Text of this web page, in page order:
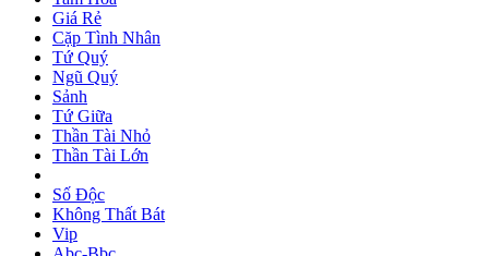
Giá Rẻ
Cặp Tình Nhân
Tứ Quý
Ngũ Quý
Sảnh
Tứ Giữa
Thần Tài Nhỏ
Thần Tài Lớn
Số Độc
Không Thất Bát
Vip